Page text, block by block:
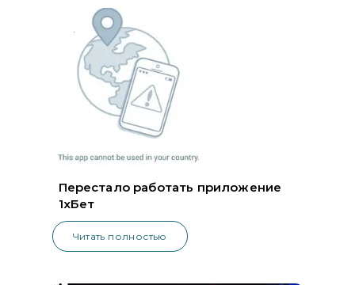
Перестало работать приложение
1хБет
Читать полностью